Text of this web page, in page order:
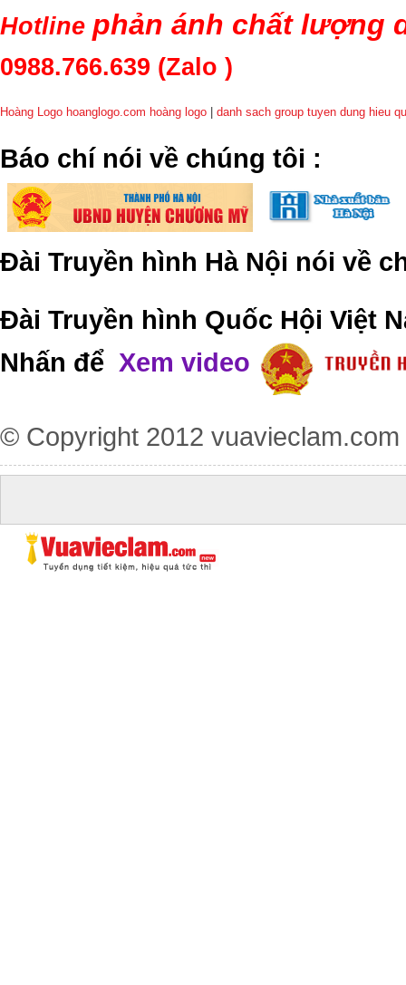
Hotline phản ánh chất lượng
0988.766.639 (Zalo )
Hoàng Logo hoanglogo.com hoàng logo danh sach group tuyen dung hieu
​Báo chí nói về chúng tôi :
Đài Truyền hình Hà Nội nói về
Đài Truyền hình Quốc Hội Việt
Nhấn để Xem video
© Copyright 2012 vuavieclam.com